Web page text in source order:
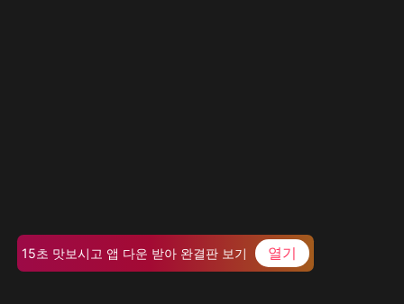
15초 맛보시고 앱 다운 받아 완결판 보기 열기